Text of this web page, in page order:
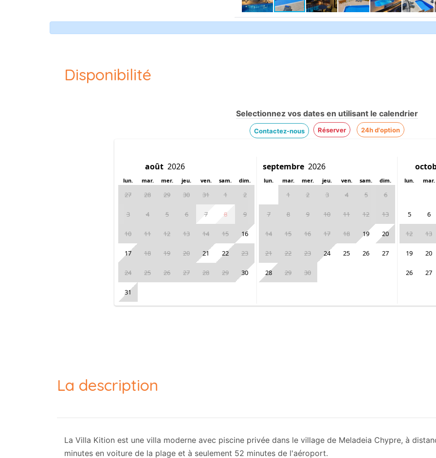
Disponibilité
Selectionnez vos dates en utilisant le calendrier
Contactez-nous Réserver 24h d'option
lun. mar. mer. jeu. ven. sam. dim.
27 28 29 30 31 1 2
3 4 5 6 7 8 9
10 11 12 13 14 15 16
17 18 19 20 21 22 23
24 25 26 27 28 29 30
31
lun. mar. mer. jeu. ven. sam. dim.
1 2 3 4 5 6
7 8 9 10 11 12 13
14 15 16 17 18 19 20
21 22 23 24 25 26 27
28 29 30
lun. mar.
5 6
12 13
19 20
26 27
La description
La Villa Kition est une villa moderne avec piscine privée dans le village de Meladeia Chypre, à
minutes en voiture de la plage et à seulement 52 minutes de l'aéroport.